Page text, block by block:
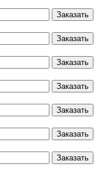
Заказать
Заказать
Заказать
Заказать
Заказать
Заказать
Заказать